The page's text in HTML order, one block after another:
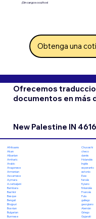
¡Sin cargos ocultos!
Obtenga una
Ofrecemos
documentos en más
New Palestine IN
Afrikaans
Akan
Albanian
Amharic
Arabic
Aragonese
Armenian
Assamese
Aymara
Azerbaijani
Bambara
Bashkir
Basque
Bengali
Bhojpuri
Bosnian
Bulgarian
Burmese
Chuvashi
checo
danés
Holandés
Inglés
esperanto
estonio
Ewe
feroés
fiyiano
finlandés
Francés
Fula
gallego
georgiano
Alemán
Griego
Gujarati